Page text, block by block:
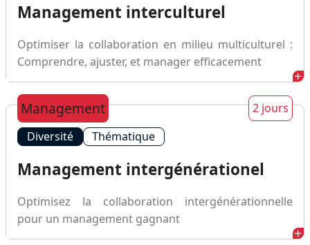
Management interculturel
Optimiser la collaboration en milieu multiculturel :
Comprendre, ajuster, et manager efficacement
Management
2 jours
Diversité
Thématique
Management intergénérationel
Optimisez la collaboration intergénérationnelle
pour un management gagnant